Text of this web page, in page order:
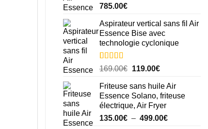
Noté5.00
sur
15
notations
client
785.00€
Aspirateur vertical sans fil Air
Essence Bise avec
technologie cyclonique
Noté5.00
sur
3
notations
client
169.00€
Le
initial
était :
169.00€.
119.00€Le
actuel
est :
119.00€.
Friteuse sans huile Air
Essence Solano, friteuse
électrique, Air Fryer
135.00€ – 499.00€Plage